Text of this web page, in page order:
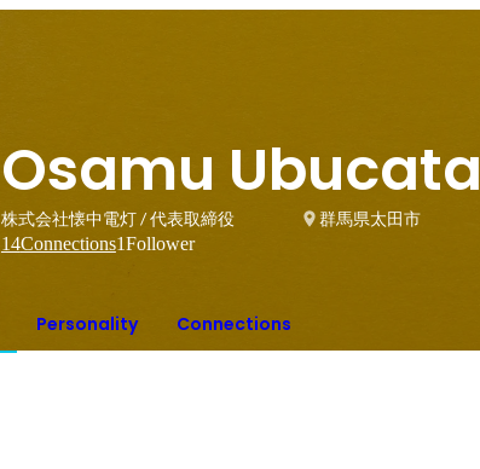
Osamu Ubucata
株式会社懐中電灯 / 代表取締役
群馬県太田市
14Connections1Follower
Personality Connections